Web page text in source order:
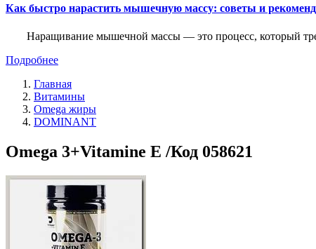
Как быстро нарастить мышечную массу: советы и
Наращивание мышечной массы — это процесс, который
Подробнее
Главная
Витамины
Omega жиры
DOMINANT
Omega 3+Vitamine E /Код 058621